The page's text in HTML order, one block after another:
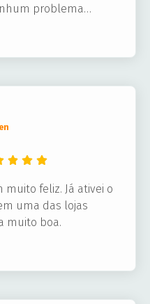
problema
muito feliz. Já ativei o
uma das lojas
muito boa.